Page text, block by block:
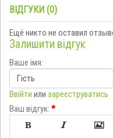
ВІДГУКИ (0)
Ещё никто не оставил
Залишити відгук
Ваше імя:
Ввійти или зареєструватись
Ваш відгук: *

 